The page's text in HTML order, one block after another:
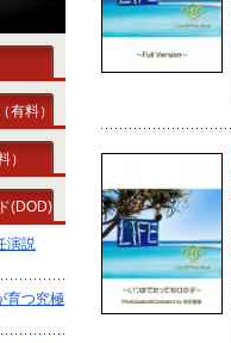
有料）
）
(DOD)
演説
育つ究極